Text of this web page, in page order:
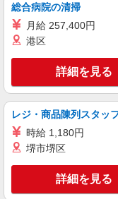
アルバイト
トップフレッシュマー
スー
ッシ
キープ
総合病院の清掃
月給 257,400円
港区
詳細を見る
レジ・商品陳列スタッ
時給 1,180円
堺市堺区
詳細を見る